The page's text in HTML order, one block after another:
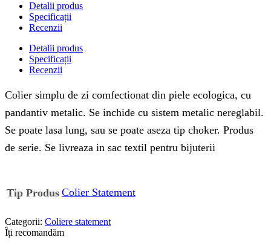
Detalii produs
Specificații
Recenzii
Detalii produs
Specificații
Recenzii
Colier simplu de zi comfectionat din piele ecologica, cu
pandantiv metalic. Se inchide cu sistem metalic nereglabil.
Se poate lasa lung, sau se poate aseza tip choker. Produs
de serie. Se livreaza in sac textil pentru bijuterii
Tip Produs Colier Statement
Categorii: Coliere statement
Îți recomandăm